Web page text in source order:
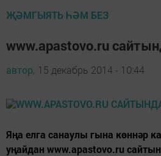
ҖӘМГЫЯТЬ ҺӘМ БЕЗ
www.apastovo.ru
автор, 15 декабрь 2014 - 10:44
Яңа елга санаулы гына көннәр
уңайдан www.apastovo.ru